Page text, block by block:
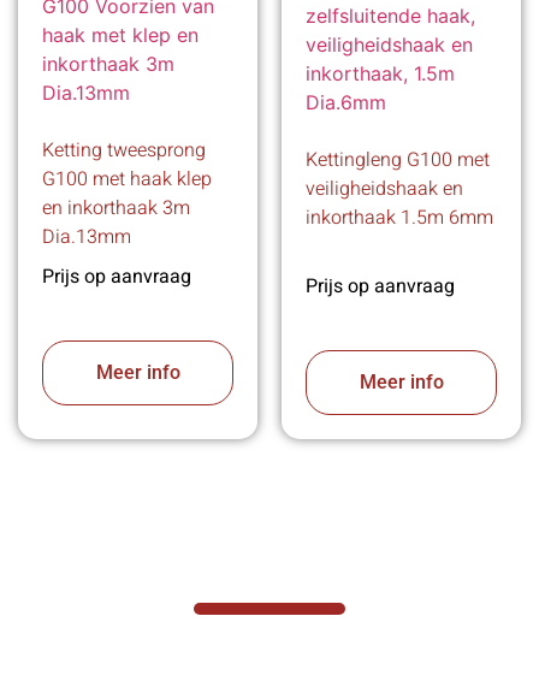
Ketting tweesprong
G100 met haak klep
en inkorthaak 3m
Dia.13mm
Prijs op aanvraag
Meer info
Kettingleng G100 met
veiligheidshaak en
inkorthaak 1.5m 6mm
Prijs op aanvraag
Meer info